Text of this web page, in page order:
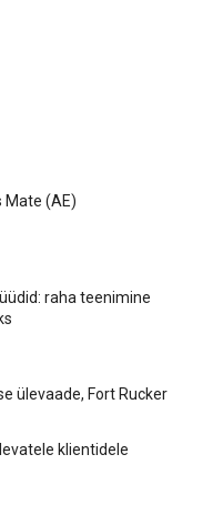
Mate (AE)
raha teenimine
ülevaade, Fort Rucker
klientidele